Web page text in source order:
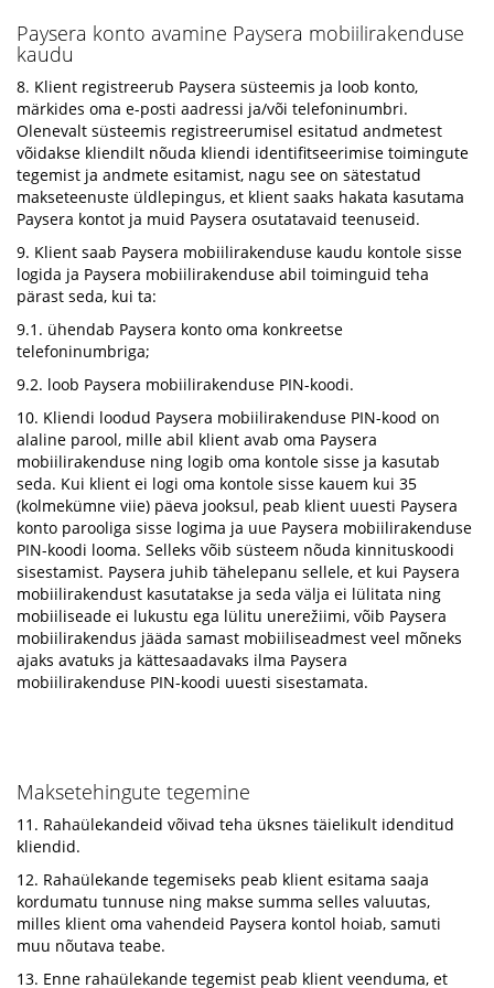
Paysera konto avamine Paysera mobiilirakenduse
kaudu
8. Klient registreerub Paysera süsteemis ja loob konto,
märkides oma e-posti aadressi ja/või telefoninumbri.
Olenevalt süsteemis registreerumisel esitatud andmetest
võidakse kliendilt nõuda kliendi identifitseerimise toimingute
tegemist ja andmete esitamist, nagu see on sätestatud
makseteenuste üldlepingus, et klient saaks hakata kasutama
Paysera kontot ja muid Paysera osutatavaid teenuseid.
9. Klient saab Paysera mobiilirakenduse kaudu kontole sisse
logida ja Paysera mobiilirakenduse abil toiminguid teha
pärast seda, kui ta:
9.1. ühendab Paysera konto oma konkreetse
telefoninumbriga;
9.2. loob Paysera mobiilirakenduse PIN-koodi.
10. Kliendi loodud Paysera mobiilirakenduse PIN-kood on
alaline parool, mille abil klient avab oma Paysera
mobiilirakenduse ning logib oma kontole sisse ja kasutab
seda. Kui klient ei logi oma kontole sisse kauem kui 35
(kolmekümne viie) päeva jooksul, peab klient uuesti Paysera
konto parooliga sisse logima ja uue Paysera mobiilirakenduse
PIN-koodi looma. Selleks võib süsteem nõuda kinnituskoodi
sisestamist. Paysera juhib tähelepanu sellele, et kui Paysera
mobiilirakendust kasutatakse ja seda välja ei lülitata ning
mobiiliseade ei lukustu ega lülitu unerežiimi, võib Paysera
mobiilirakendus jääda samast mobiiliseadmest veel mõneks
ajaks avatuks ja kättesaadavaks ilma Paysera
mobiilirakenduse PIN-koodi uuesti sisestamata.
Maksetehingute tegemine
11. Rahaülekandeid võivad teha üksnes täielikult idenditud
kliendid.
12. Rahaülekande tegemiseks peab klient esitama saaja
kordumatu tunnuse ning makse summa selles valuutas,
milles klient oma vahendeid Paysera kontol hoiab, samuti
muu nõutava teabe.
13. Enne rahaülekande tegemist peab klient veenduma, et